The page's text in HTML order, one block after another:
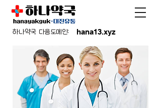
hana13.xyz
하나약국 다음도메인: